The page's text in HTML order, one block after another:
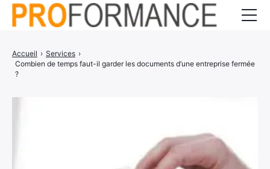
Accueil › Services ›
Combien de temps faut-il garder les documents d’une entreprise fermée
?Gestion d’entreprise
Communication